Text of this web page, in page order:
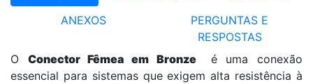
ANEXOS
PERGUNTAS E
RESPOSTAS
O Conector Fêmea em Bronze é uma conexão
essencial para sistemas que exigem alta resistência à